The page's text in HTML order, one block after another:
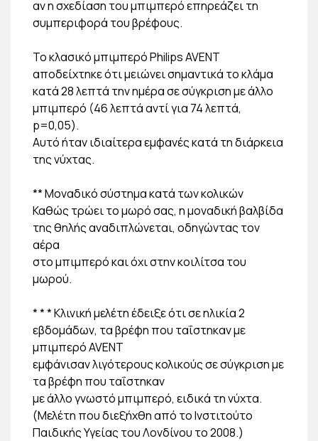
αν η σχεδίαση του μπιμπερό επηρεάζει τη
συμπεριφορά του βρέφους.
Το κλασικό μπιμπερό Philips AVENT
αποδείχτηκε ότι μειώνει σημαντικά το κλάμα
κατά 28 λεπτά την ημέρα σε σύγκριση με άλλο
μπιμπερό (46 λεπτά αντί για 74 λεπτά,
p=0,05).
Αυτό ήταν ιδιαίτερα εμφανές κατά τη διάρκεια
της νύχτας.
** Μοναδικό σύστημα κατά των κολικών
Καθώς τρώει το μωρό σας, η μοναδική βαλβίδα
της θηλής αναδιπλώνεται, οδηγώντας τον
αέρα
στο μπιμπερό και όχι στην κοιλίτσα του
μωρού.
* * * Κλινική μελέτη έδειξε ότι σε ηλικία 2
εβδομάδων, τα βρέφη που ταΐστηκαν με
μπιμπερό AVENT
εμφάνισαν λιγότερους κολικούς σε σύγκριση με
τα βρέφη που ταΐστηκαν
με άλλο γνωστό μπιμπερό, ειδικά τη νύχτα.
(Μελέτη που διεξήχθη από το Ινστιτούτο
Παιδικής Υγείας του Λονδίνου το 2008.)